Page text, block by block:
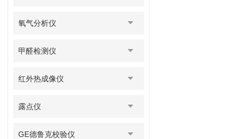
氧气分析仪
甲醛检测仪
红外热成像仪
露点仪
GE德鲁克校验仪